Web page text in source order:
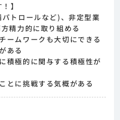
】
トロールなど)、非定型業
精力的に取り組める
ームワークも大切にできる
ある
積極的に関与する積極性が
とに挑戦する気概がある